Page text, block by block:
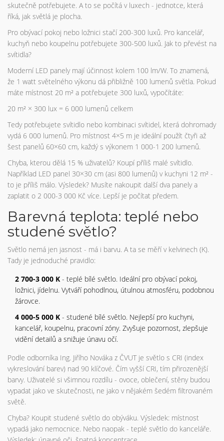
skutečně potřebujete. A to se počítá v luxech - jednotce, která
říká, jak světlá je plocha.
Pro obývací pokoj nebo ložnici stačí 200-300 luxů. Pro kancelář,
kuchyň nebo koupelnu potřebujete 300-500 luxů. Jak to převést na
svítidla?
Moderní LED panely mají účinnost kolem 100 lm/W. To znamená,
že 1 watt světelného výkonu dá přibližně 100 lumenů světla. Pokud
máte místnost 20 m² a potřebujete 300 luxů, vypočítáte:
20 m² × 300 lux = 6 000 lumenů celkem
Tedy potřebujete svítidlo nebo kombinaci svítidel, která dohromady
vydá 6 000 lumenů. Pro místnost 4×5 m je ideální použít čtyři až
šest panelů 60×60 cm, každý s výkonem 1 000-1 200 lumenů.
Chyba, kterou dělá 15 % uživatelů? Koupí příliš malé svítidlo.
Například LED panel 30×30 cm (asi 800 lumenů) v kuchyni 12 m² -
to je příliš málo. Výsledek? Musíte nakoupit další dva panely a
zaplatit o 2 000-3 000 Kč více. Lepší je počítat předem.
Barevná teplota: teplé nebo
studené světlo?
Světlo nemá jen jasnost - má i barvu. A ta se měří v kelvinech (K).
Tady je jednoduché pravidlo:
2 700-3 000 K - teplé bílé světlo. Ideální pro obývací pokoj,
ložnici, jídelnu. Vytváří pohodlnou, útulnou atmosféru, podobnou
žárovce.
4 000-5 000 K - studené bílé světlo. Nejlepší pro kuchyni,
kancelář, koupelnu, pracovní zóny. Zvyšuje pozornost, zlepšuje
vidění detailů a snižuje únavu očí.
Podle odborníka Ing. Jiřího Nováka z ČVUT je světlo s CRI (index
vykreslování barev) nad 90 klíčové. Čím vyšší CRI, tím přirozenější
barvy. Uživatelé si všimnou rozdílu - ovoce, oblečení, stěny budou
vypadat jako ve skutečnosti, ne jako v nějakém šedém filtrovaném
světě.
Chyba? Koupit studené světlo do obýváku. Výsledek: místnost
vypadá jako nemocnice. Nebo naopak - teplé světlo do kanceláře.